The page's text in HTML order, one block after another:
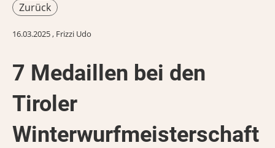
Zurück
16.03.2025, Frizzi Udo
7 Medaillen bei den
Tiroler
Winterwurfmeisterschaft